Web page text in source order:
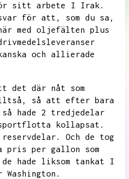
sitt arbete
I Irak.
för att, som du sa,
med oljefälten plus
och allierade
det där nåt som
så att efter bara
så hade 2 tredjedelar
kollapsat.
reservdelar.
Och de tog
pris per gallon som
hade liksom tankat I